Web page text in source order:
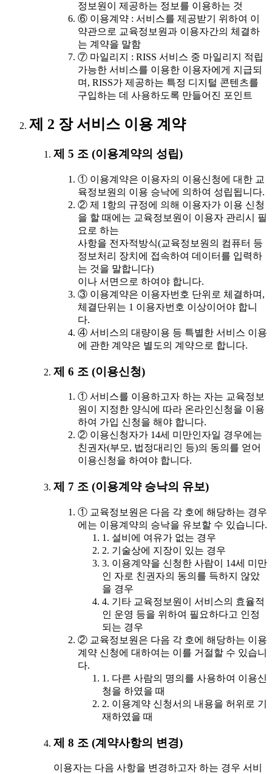
정보원이 제공하는 정보를 이용하는 것
⑥ 이용계약 : 서비스를 제공받기 위하여 이
약관으로 교육정보원과 이용자간의 체결하
는 계약을 말함
⑦ 마일리지 : RISS 서비스 중 마일리지 적립
가능한 서비스를 이용한 이용자에게 지급되
며, RISS가 제공하는 특정 디지털 콘텐츠를
구입하는 데 사용하도록 만들어진 포인트
제 2 장 서비스 이용 계약
제 5 조 (이용계약의 성립)
① 이용계약은 이용자의 이용신청에 대한 교
육정보원의 이용 승낙에 의하여 성립됩니다.
② 제 1항의 규정에 의해 이용자가 이용 신청
을 할 때에는 교육정보원이 이용자 관리시 필
요로 하는
사항을 전자적방식(교육정보원의 컴퓨터 등
정보처리 장치에 접속하여 데이터를 입력하
는 것을 말합니다)
이나 서면으로 하여야 합니다.
③ 이용계약은 이용자번호 단위로 체결하며,
체결단위는 1 이용자번호 이상이어야 합니
다.
④ 서비스의 대량이용 등 특별한 서비스 이용
에 관한 계약은 별도의 계약으로 합니다.
제 6 조 (이용신청)
① 서비스를 이용하고자 하는 자는 교육정보
원이 지정한 양식에 따라 온라인신청을 이용
하여 가입 신청을 해야 합니다.
② 이용신청자가 14세 미만인자일 경우에는
친권자(부모, 법정대리인 등)의 동의를 얻어
이용신청을 하여야 합니다.
제 7 조 (이용계약 승낙의 유보)
① 교육정보원은 다음 각 호에 해당하는 경우
에는 이용계약의 승낙을 유보할 수 있습니다.
1. 설비에 여유가 없는 경우
2. 기술상에 지장이 있는 경우
3. 이용계약을 신청한 사람이 14세 미만
인 자로 친권자의 동의를 득하지 않았
을 경우
4. 기타 교육정보원이 서비스의 효율적
인 운영 등을 위하여 필요하다고 인정
되는 경우
② 교육정보원은 다음 각 호에 해당하는 이용
계약 신청에 대하여는 이를 거절할 수 있습니
다.
1. 다른 사람의 명의를 사용하여 이용신
청을 하였을 때
2. 이용계약 신청서의 내용을 허위로 기
재하였을 때
제 8 조 (계약사항의 변경)
이용자는 다음 사항을 변경하고자 하는 경우 서비